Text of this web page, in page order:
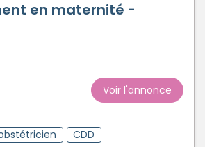
en maternité -
Voir l'annonce
CDD